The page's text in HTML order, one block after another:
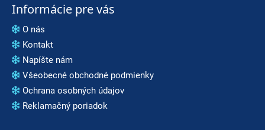
Informácie pre vás
O nás
Kontakt
Napíšte nám
Všeobecné obchodné podmienky
Ochrana osobných údajov
Reklamačný poriadok